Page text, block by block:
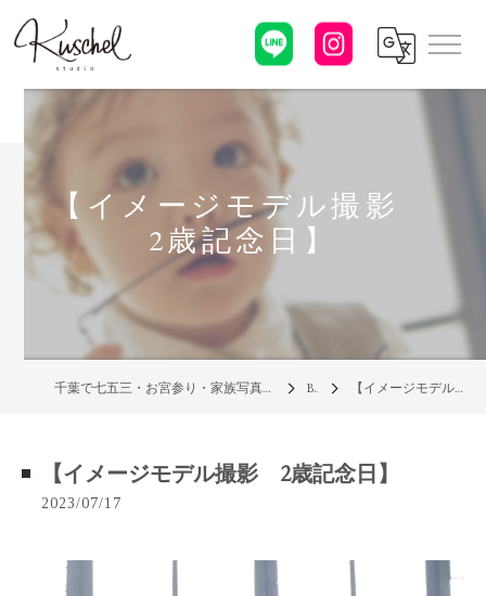
【イメージモデル撮影
2歳記念日】
千葉で七五三・お宮参り・家族写真の写真館なら「クシェルスタジオ」 Blog 【イメージモデル撮影 2歳記念日】
【イメージモデル撮影 2歳記念日】
2023/07/17